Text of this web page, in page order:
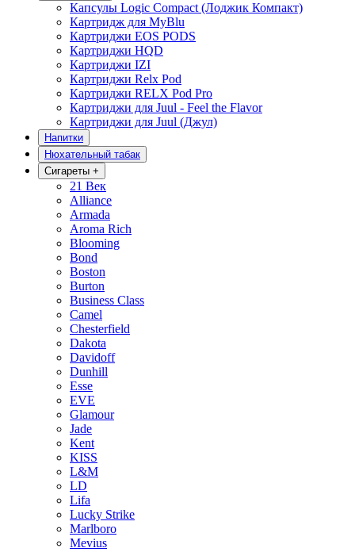
Капсулы Logic Compact (Лоджик Компакт)
Картридж для MyBlu
Картриджи EOS PODS
Картриджи HQD
Картриджи IZI
Картриджи Relx Pod
Картриджи RELX Pod Pro
Картриджи для Juul - Feel the Flavor
Картриджи для Juul (Джул)
Напитки
Нюхательный табак
Сигареты +
21 Век
Alliance
Armada
Aroma Rich
Blooming
Bond
Boston
Burton
Business Class
Camel
Chesterfield
Dakota
Davidoff
Dunhill
Esse
EVE
Glamour
Jade
Kent
KISS
L&M
LD
Lifa
Lucky Strike
Marlboro
Mevius